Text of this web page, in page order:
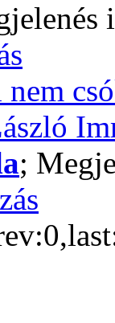
nem
;